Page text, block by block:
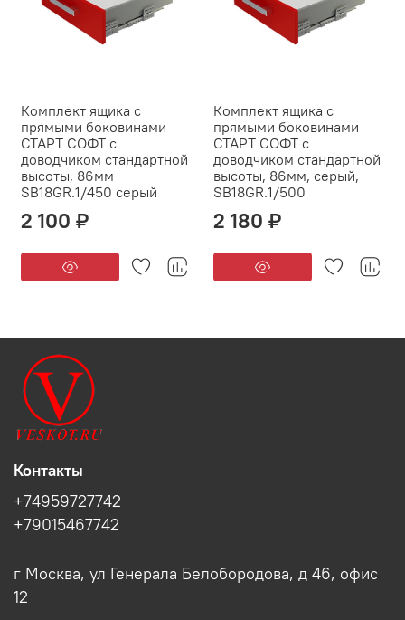
Комплект ящика с
прямыми боковинами
СТАРТ СОФТ с
доводчиком стандартной
высоты, 86мм
SB18GR.1/450 серый
2 100 ₽
Комплект ящика с
прямыми боковинами
СТАРТ СОФТ с
доводчиком стандартной
высоты, 86мм, серый,
SB18GR.1/500
2 180 ₽
Контакты
+74959727742
+79015467742
г Москва, ул Генерала Белобородова, д 46, офис
12